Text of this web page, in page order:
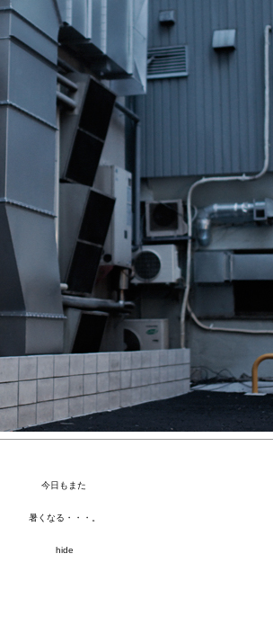
今日もまた
暑くなる・・・。
hide